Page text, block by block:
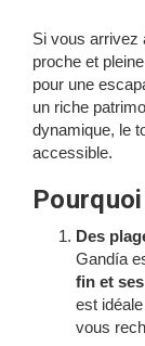
Si vous arrivez
proche et
pour une
un riche
dynamique, le
accessible.
Des
Gandía
fin et
est
vous